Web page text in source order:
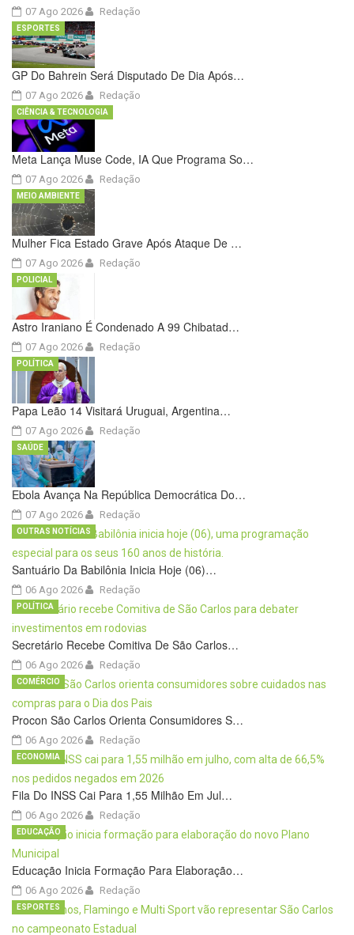
07 Ago 2026 Redação
GP Do Bahrein Será Disputado De Dia Após…
07 Ago 2026
ESPORTES
Redação
Meta Lança Muse Code, IA Que Programa So…
07 Ago 2026
CIÊNCIA & TECNOLOGIA
Redação
Mulher Fica Estado Grave Após Ataque De …
07 Ago 2026
MEIO AMBIENTE
Redação
Astro Iraniano É Condenado A 99 Chibatad…
07 Ago 2026
POLICIAL
Redação
Papa Leão 14 Visitará Uruguai, Argentina…
07 Ago 2026
POLÍTICA
Redação
Ebola Avança Na República Democrática Do…
07 Ago 2026
SAÚDE
Redação
Santuário Da Babilônia Inicia Hoje (06)…
06 Ago 2026
OUTRAS NOTÍCIAS
Redação
Secretário Recebe Comitiva De São Carlos…
06 Ago 2026
POLÍTICA
Redação
Procon São Carlos Orienta Consumidores S…
06 Ago 2026
COMÉRCIO
Redação
Fila Do INSS Cai Para 1,55 Milhão Em Jul…
06 Ago 2026
ECONOMIA
Redação
Educação Inicia Formação Para Elaboração…
06 Ago 2026
EDUCAÇÃO
Redação
ESPORTES